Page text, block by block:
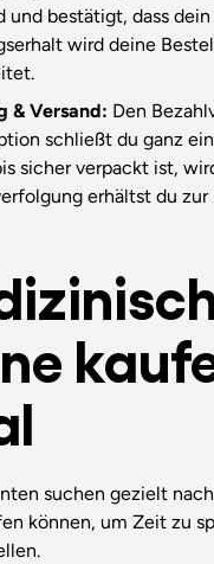
und bestätigt, dass
wird deine
& Versand: Den
schließt du ganz
sicher verpackt ist,
erhältst du
suchen gezielt
können, um Zeit zu